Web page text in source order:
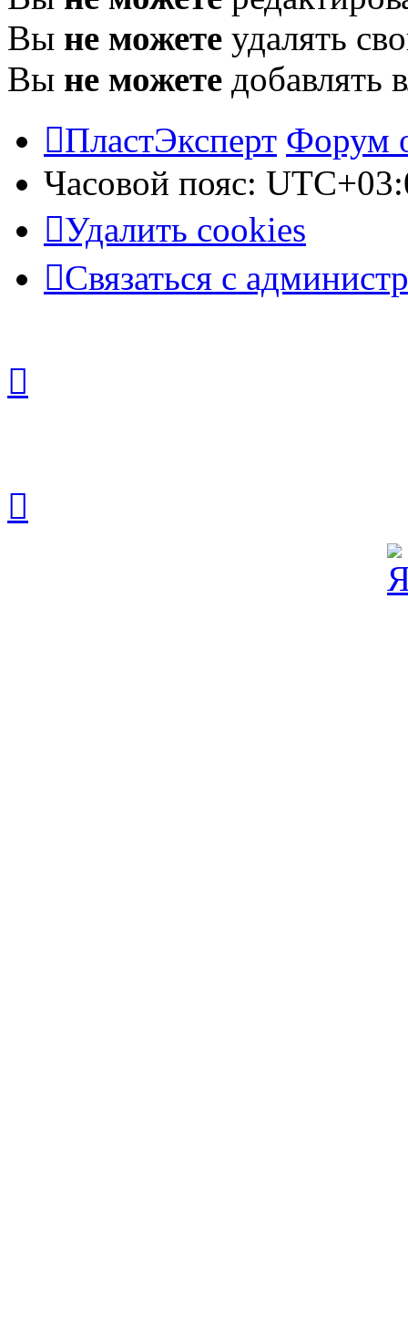
Вы не можете удалять
Вы не можете добавлять
ПластЭксперт Форум
Часовой пояс:
Удалить cookies
Связаться с